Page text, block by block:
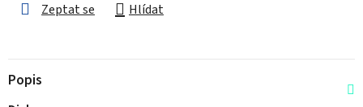
Zeptat se Hlídat
Popis